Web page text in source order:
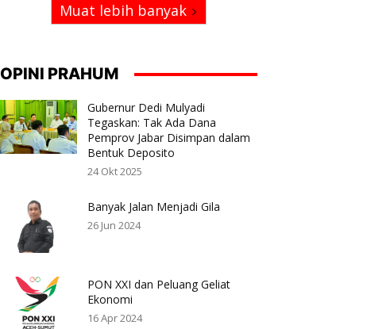
Muat lebih banyak
OPINI PRAHUM
Gubernur Dedi Mulyadi
Tegaskan: Tak Ada Dana
Pemprov Jabar Disimpan dalam
Bentuk Deposito
24 Okt 2025
Banyak Jalan Menjadi Gila
26 Jun 2024
PON XXI dan Peluang Geliat
Ekonomi
16 Apr 2024